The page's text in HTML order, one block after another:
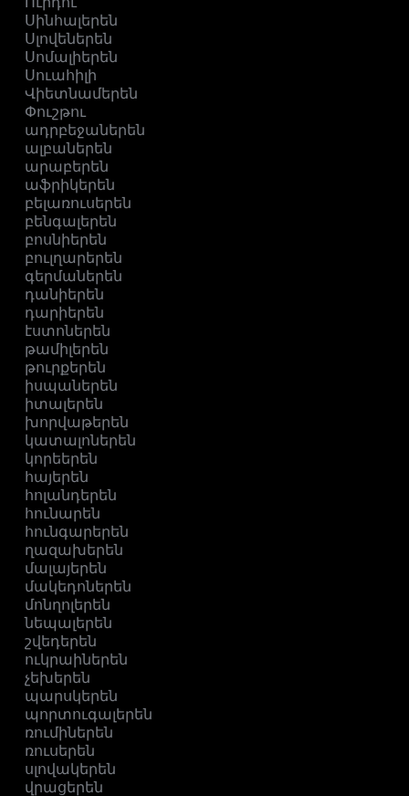
Սինհալերեն
Սլովեներեն
Սոմալիերեն
Սուահիլի
Վիետնամերեն
Փուշթու
ադրբեջաներեն
ալբաներեն
արաբերեն
աֆրիկերեն
բելառուսերեն
բենգալերեն
բոսնիերեն
բուլղարերեն
գերմաներեն
դանիերեն
դարիերեն
էստոներեն
թամիլերեն
թուրքերեն
իսպաներեն
իտալերեն
խորվաթերեն
կատալոներեն
կորեերեն
հայերեն
հոլանդերեն
հունարեն
հունգարերեն
ղազախերեն
մալայերեն
մակեդոներեն
մոնղոլերեն
նեպալերեն
շվեդերեն
ուկրաիներեն
չեխերեն
պարսկերեն
պորտուգալերեն
ռումիներեն
ռուսերեն
սլովակերեն
վրացերեն